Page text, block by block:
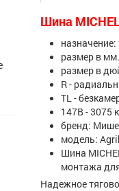
Шина
назначение:
размер в
размер в
R -
TL -
147B - 3075
бренд:
модель:
Шина
монтажа
Надежное